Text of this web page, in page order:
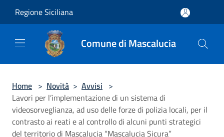
Regione Siciliana
Comune di Mascalucia
Home > Novità > Avvisi >
Lavori per l’implementazione di un sistema di
videosorveglianza, ad uso delle forze di polizia locali, per il
contrasto ai reati e al controllo di alcuni punti strategici
del territorio di Mascalucia “Mascalucia Sicura”